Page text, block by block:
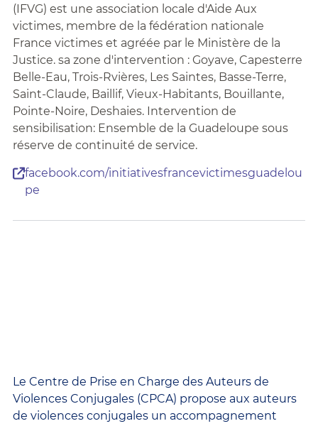
(IFVG) est une association locale d'Aide Aux
victimes, membre de la fédération nationale
France victimes et agréée par le Ministère de la
Justice. sa zone d'intervention : Goyave, Capesterre
Belle-Eau, Trois-Rvières, Les Saintes, Basse-Terre,
Saint-Claude, Baillif, Vieux-Habitants, Bouillante,
Pointe-Noire, Deshaies. Intervention de
sensibilisation: Ensemble de la Guadeloupe sous
réserve de continuité de service.
facebook.com/initiativesfrancevictimesguadelou
pe
Le Centre de Prise en Charge des Auteurs de
Violences Conjugales (CPCA) propose aux auteurs
de violences conjugales un accompagnement